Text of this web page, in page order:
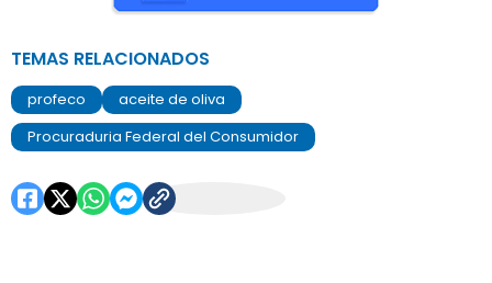
TEMAS RELACIONADOS
profeco
aceite de oliva
Procuraduria Federal del Consumidor